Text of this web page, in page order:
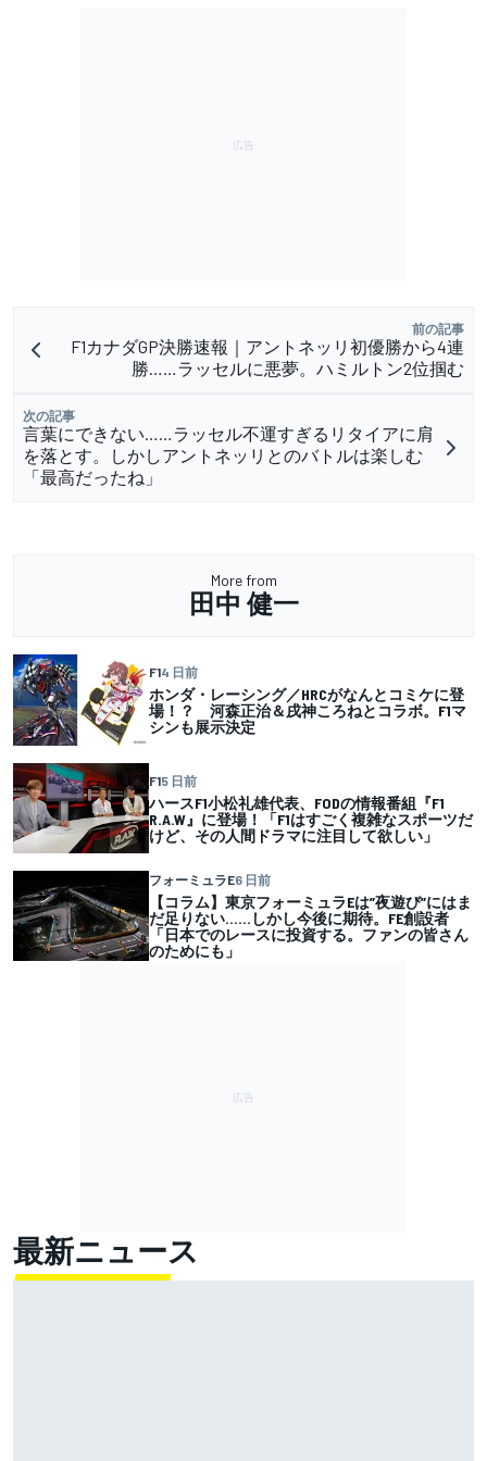
前の記事
F1カナダGP決勝速報｜アントネッリ初優勝から4連
勝……ラッセルに悪夢。ハミルトン2位掴む
次の記事
言葉にできない……ラッセル不運すぎるリタイアに肩
を落とす。しかしアントネッリとのバトルは楽しむ
「最高だったね」
More from
田中 健一
F14 日前
ホンダ・レーシング／HRCがなんとコミケに登
場！？ 河森正治＆戌神ころねとコラボ。F1マ
シンも展示決定
F15 日前
ハースF1小松礼雄代表、FODの情報番組『F1
R.A.W』に登場！「F1はすごく複雑なスポーツだ
けど、その人間ドラマに注目して欲しい」
フォーミュラE6 日前
【コラム】東京フォーミュラEは”夜遊び”にはま
だ足りない……しかし今後に期待。FE創設者
「日本でのレースに投資する。ファンの皆さん
のためにも」
最新ニュース